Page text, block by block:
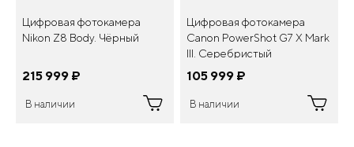
Цифровая фотокамера
Nikon Z8 Body. Чёрный
215 999 ¤
В наличии
Цифровая фотокамера
Canon PowerShot G7 X Mark
III. Серебристый
105 999 ¤
В наличии